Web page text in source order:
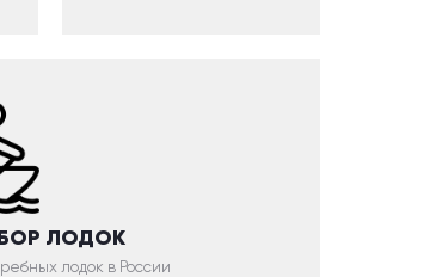
ЛОДОК
лодок в России